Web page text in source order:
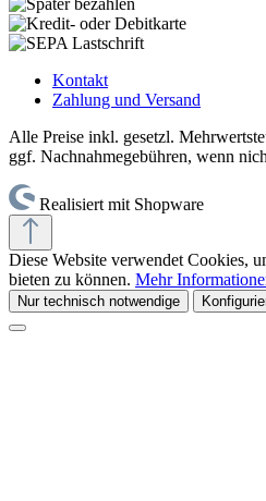
Kontakt
Zahlung und Versand
Alle Preise inkl. gesetzl.
ggf. Nachnahmegebühren, wenn
Realisiert mit Shopware
Diese Website verwendet Cookies,
bieten zu können. Mehr
Nur technisch notwendige